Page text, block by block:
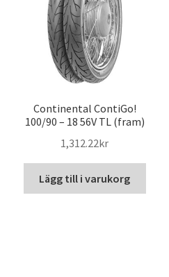
Continental ContiGo!
100/90 – 18 56V TL (fram)
1,312.22kr
Lägg till i varukorg